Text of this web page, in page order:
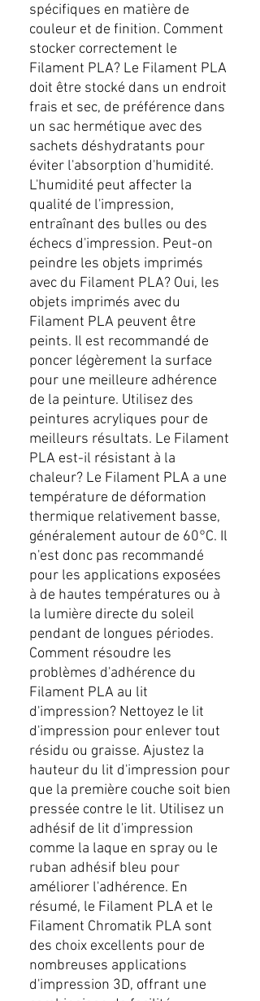
spécifiques en matière de
couleur et de finition. Comment
stocker correctement le
Filament PLA? Le Filament PLA
doit être stocké dans un endroit
frais et sec, de préférence dans
un sac hermétique avec des
sachets déshydratants pour
éviter l'absorption d'humidité.
L'humidité peut affecter la
qualité de l'impression,
entraînant des bulles ou des
échecs d'impression. Peut-on
peindre les objets imprimés
avec du Filament PLA? Oui, les
objets imprimés avec du
Filament PLA peuvent être
peints. Il est recommandé de
poncer légèrement la surface
pour une meilleure adhérence
de la peinture. Utilisez des
peintures acryliques pour de
meilleurs résultats. Le Filament
PLA est-il résistant à la
chaleur? Le Filament PLA a une
température de déformation
thermique relativement basse,
généralement autour de 60°C. Il
n'est donc pas recommandé
pour les applications exposées
à de hautes températures ou à
la lumière directe du soleil
pendant de longues périodes.
Comment résoudre les
problèmes d'adhérence du
Filament PLA au lit
d'impression? Nettoyez le lit
d'impression pour enlever tout
résidu ou graisse. Ajustez la
hauteur du lit d'impression pour
que la première couche soit bien
pressée contre le lit. Utilisez un
adhésif de lit d'impression
comme la laque en spray ou le
ruban adhésif bleu pour
améliorer l'adhérence. En
résumé, le Filament PLA et le
Filament Chromatik PLA sont
des choix excellents pour de
nombreuses applications
d'impression 3D, offrant une